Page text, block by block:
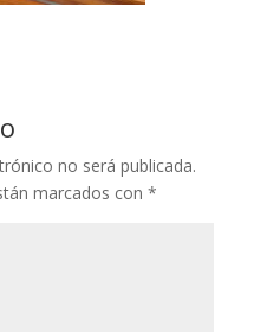
no será publicada.
marcados con *